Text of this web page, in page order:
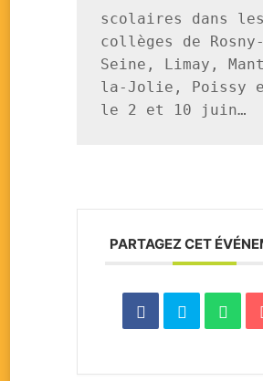
scolaires dans les
collèges de
Seine, Limay,
la-Jolie, Poissy
le 2 et 10 juin…
PARTAGEZ CET